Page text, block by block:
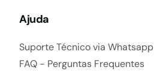
Ajuda
Suporte Técnico via Whatsapp
FAQ - Perguntas Frequentes